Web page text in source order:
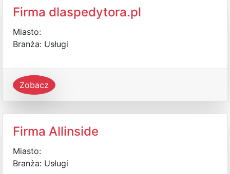
Firma dlaspedytora.pl
Miasto:
Branża: Usługi
Zobacz
Firma Allinside
Miasto:
Branża: Usługi